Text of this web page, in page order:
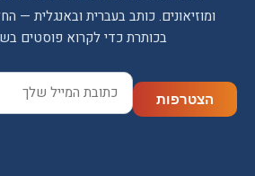
ומוזיאונים. כותב בעברית ובאנגלית
בכותרת כדי לקרוא פוסטים